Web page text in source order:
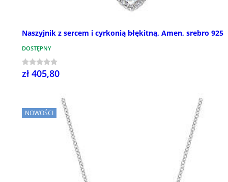
Naszyjnik z sercem i cyrkonią błękitną, Amen, srebro 925
DOSTĘPNY
zł 405,80
NOWOŚCI